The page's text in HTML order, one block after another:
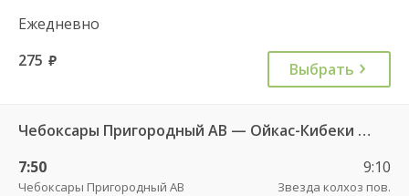
Ежедневно
275 руб. Выбрать
Чебоксары Пригородный АВ — Ойкас-Кибеки д. 560
7:50
Чебоксары Пригородный АВ
9:10
Звезда колхоз пов.